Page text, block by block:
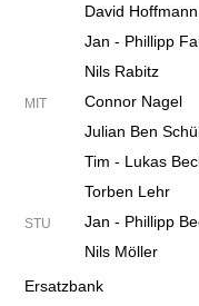
David Hoffmann
Jan - Phillipp
Nils Rabitz
MIT
Connor Nagel
Julian Ben
Tim - Lukas
Torben Lehr
STU Jan - Phillipp
Nils Möller
Ersatzbank